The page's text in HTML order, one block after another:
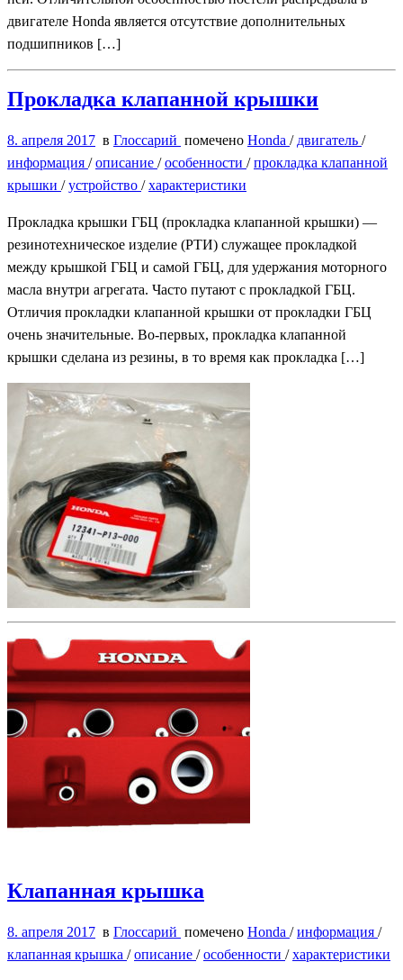
двигателе Honda является отсутствие дополнительных
подшипников […]
Прокладка клапанной крышки
8. апреля 2017 в Глоссарий помечено Honda / двигатель /
информация /описание /особенности /прокладка клапанной
крышки /устройство /характеристики
Прокладка крышки ГБЦ (прокладка клапанной крышки) —
резинотехническое изделие (РТИ) служащее прокладкой
между крышкой ГБЦ и самой ГБЦ, для удержания моторного
масла внутри агрегата. Часто путают с прокладкой ГБЦ.
Отличия прокладки клапанной крышки от прокладки ГБЦ
очень значительные. Во-первых, прокладка клапанной
крышки сделана из резины, в то время как прокладка […]
Клапанная крышка
8. апреля 2017 в Глоссарий помечено Honda /информация /
клапанная крышка /описание /особенности /характеристики